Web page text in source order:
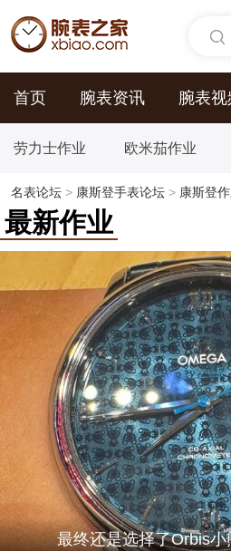
首页 腕表资讯 腕表视
劳力士作业 欧米茄作业
名表论坛 > 康斯登手表论坛 > 康斯登
最新作业
最终还是选择了Orbis